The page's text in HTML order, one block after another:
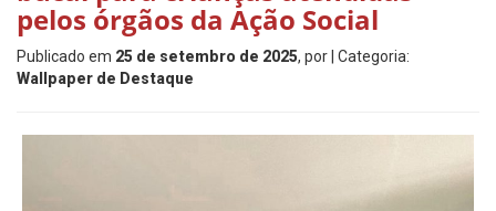
pelos órgãos da Ação Social
Publicado em 25 de setembro de 2025, por | Categoria:
Wallpaper de Destaque